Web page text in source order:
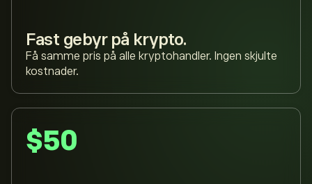
Fast gebyr på krypto.
Få samme pris på alle kryptohandler. Ingen skjulte
kostnader.
$50